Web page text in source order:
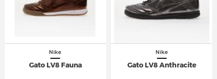
Nike
Gato LV8 Fauna
Nike
Gato LV8 Anthracite